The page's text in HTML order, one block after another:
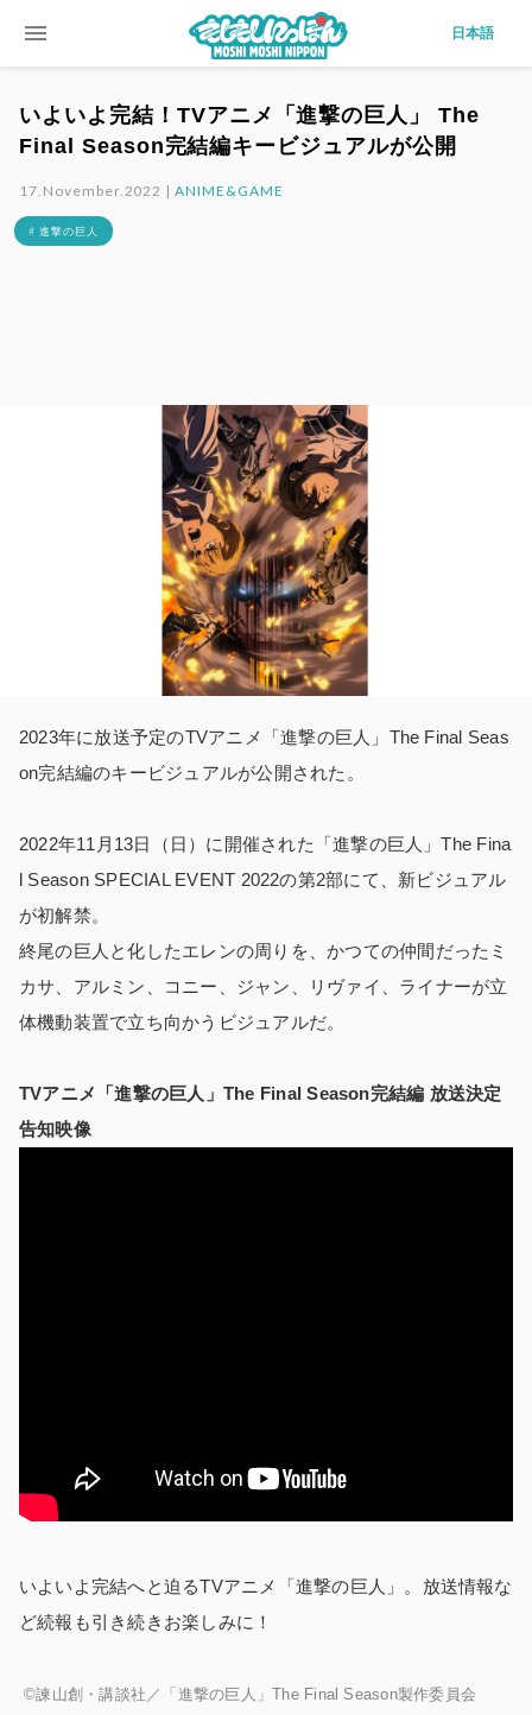
menu 日本語
いよいよ完結！TVアニメ「進撃の巨人」 The
Final Season完結編キービジュアルが公開
17.November.2022 |ANIME&GAME
# 進撃の巨人
2023年に放送予定のTVアニメ「進撃の巨人」The Final Seas
on完結編のキービジュアルが公開された。
2022年11月13日（日）に開催された「進撃の巨人」The Fina
l Season SPECIAL EVENT 2022の第2部にて、新ビジュアル
が初解禁。
終尾の巨人と化したエレンの周りを、かつての仲間だったミ
カサ、アルミン、コニー、ジャン、リヴァイ、ライナーが立
体機動装置で立ち向かうビジュアルだ。
TVアニメ「進撃の巨人」The Final Season完結編 放送決定
告知映像
いよいよ完結へと迫るTVアニメ「進撃の巨人」。放送情報な
ど続報も引き続きお楽しみに！
©諫山創・講談社／「進撃の巨人」The Final Season製作委員会